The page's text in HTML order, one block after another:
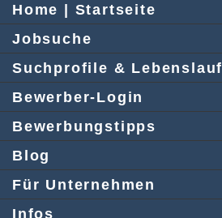
Home | Startseite
Jobsuche
Suchprofile & Lebenslauf
Bewerber-Login
Bewerbungstipps
Blog
Für Unternehmen
Infos